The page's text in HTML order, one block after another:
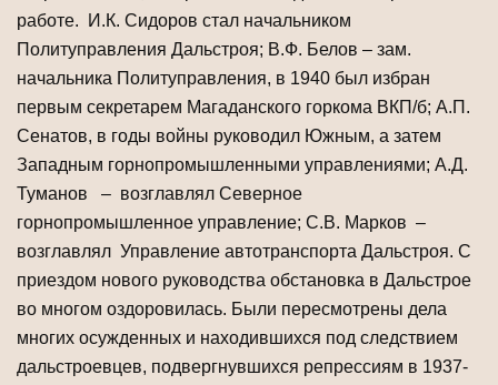
работе. И.К. Сидоров стал начальником
Политуправления Дальстроя; В.Ф. Белов – зам.
начальника Политуправления, в 1940 был избран
первым секретарем Магаданского горкома ВКП/б; А.П.
Сенатов, в годы войны руководил Южным, а затем
Западным горнопромышленными управлениями; А.Д.
Туманов – возглавлял Северное
горнопромышленное управление; С.В. Марков –
возглавлял Управление автотранспорта Дальстроя. С
приездом нового руководства обстановка в Дальстрое
во многом оздоровилась. Были пересмотрены дела
многих осужденных и находившихся под следствием
дальстроевцев, подвергнувшихся репрессиям в 1937-